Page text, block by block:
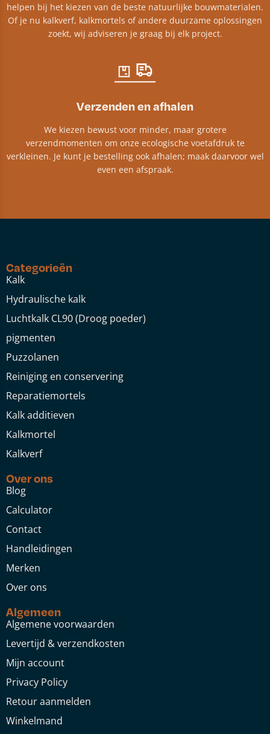
helpen bij het kiezen van de beste natuurlijke bouwmaterialen.
Of je nu kalkverf, kalkmortels of andere duurzame oplossingen
zoekt, wij adviseren je graag bij elk project.​
Verzenden en afhalen
We kiezen bewust voor minder, maar grotere
verzendmomenten om onze ecologische voetafdruk te
verkleinen. Je kunt je bestelling ook afhalen; maak daarvoor wel
even een afspraak.
Categorieën
Kalk
Hydraulische kalk
Luchtkalk CL90 (Droog poeder)
pigmenten
Puzzolanen
Reiniging en conservering
Reparatiemortels
Kalk additieven
Kalkmortel
Kalkverf
Over ons
Blog
Calculator
Contact
Handleidingen
Merken
Over ons
Algemeen
Algemene voorwaarden
Levertijd & verzendkosten
Mijn account
Privacy Policy
Retour aanmelden
Winkelmand